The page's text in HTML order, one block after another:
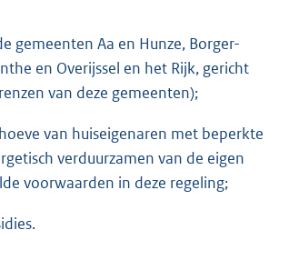
gemeenten Aa en Hunze, Borger-
en Overijssel en het Rijk, gericht
van deze gemeenten);
van huiseigenaren met beperkte
verduurzamen van de eigen
voorwaarden in deze regeling;